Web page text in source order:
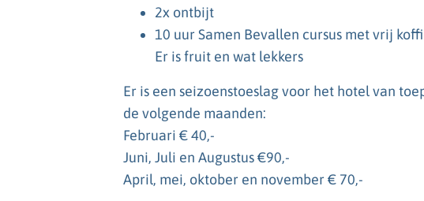
2x ontbijt
10 uur Samen Bevallen cursus met vrij
Er is fruit en wat lekkers
Er is een seizoenstoeslag voor het hotel van
de volgende maanden:
Februari € 40,-
Juni, Juli en Augustus €90,-
April, mei, oktober en november € 70,-